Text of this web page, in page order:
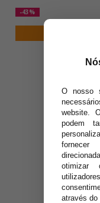
-43%
O nosso
website.
podem
otimizar
através